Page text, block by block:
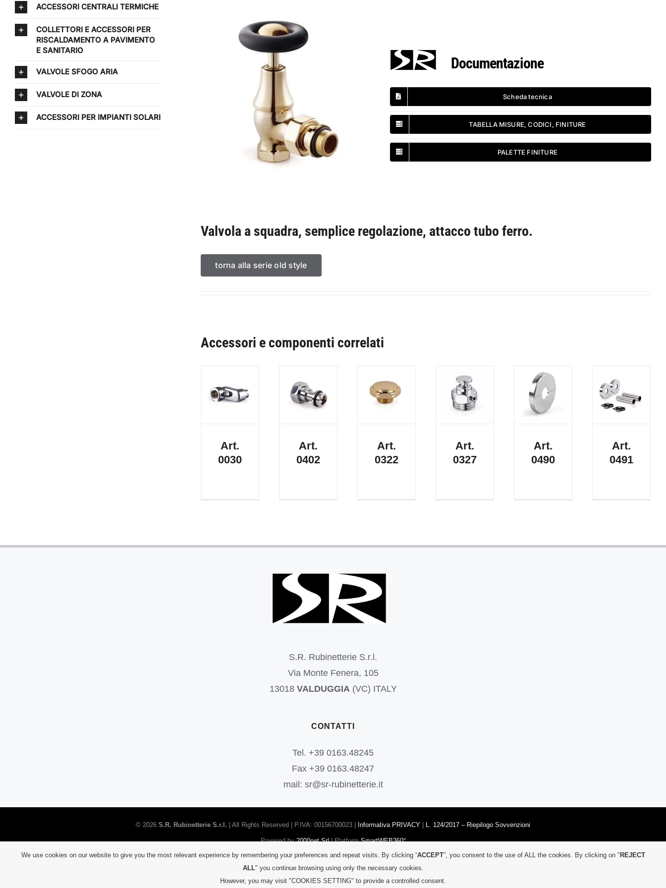
Documentazione
Scheda tecnica
TABELLA MISURE, CODICI, FINITURE
PALETTE FINITURE
Valvola a squadra, semplice regolazione, attacco tubo ferro.
torna alla serie old style
Accessori e componenti correlati
Art.
0030
Art.
0402
Art.
0322
Art.
0327
Art.
0490
Art.
0491
ACCESSORI CENTRALI TERMICHE
COLLETTORI E ACCESSORI PER
RISCALDAMENTO A PAVIMENTO
E SANITARIO
VALVOLE SFOGO ARIA
VALVOLE DI ZONA
ACCESSORI PER IMPIANTI SOLARI
S.R. Rubinetterie S.r.l.
Via Monte Fenera, 105
13018 VALDUGGIA(VC) ITALY
CONTATTI
Tel. +39 0163.48245
Fax +39 0163.48247
mail: sr@sr-rubinetterie.it
© 2026 S.R. Rubinetterie S.r.l. | All Rights Reserved | P.IVA: 00156700023 | Informativa PRIVACY L. 124/2017 – Riepilogo Sovvenzioni
Powered by2000net Srl| PlatformSmartWEB360°
FacebookYouTubeInstagram
We use cookies on our website to give you the most relevant experience by remembering your preferences and repeat visits. By clicking “ACCEPT”, you consent to the use of ALL the cookies. By clicking on " REJECT
ALL" you continue browsing using only the necessary cookies.
However, you may visit "COOKIES SETTING" to provide a controlled consent.